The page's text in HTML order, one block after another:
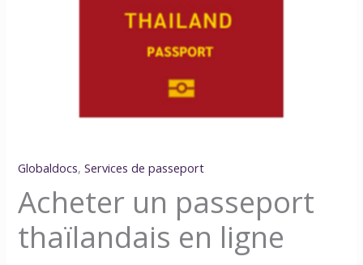
Globaldocs,Services de passeport
Acheter un passeport
thaïlandais en ligne